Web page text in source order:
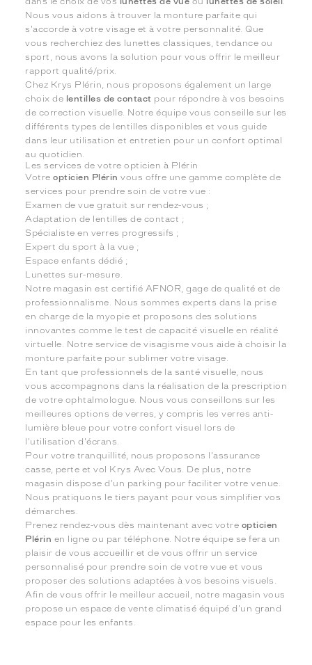
Nous vous aidons à trouver la monture parfaite qui
s'accorde à votre visage et à votre personnalité. Que
vous recherchiez des lunettes classiques, tendance ou
sport, nous avons la solution pour vous offrir le meilleur
rapport qualité/prix.
Chez Krys Plérin, nous proposons également un large
choix de lentilles de contact pour répondre à vos besoins
de correction visuelle. Notre équipe vous conseille sur les
différents types de lentilles disponibles et vous guide
dans leur utilisation et entretien pour un confort optimal
au quotidien.
Les services de votre opticien à Plérin
Votreopticien Plérin vous offre une gamme complète de
services pour prendre soin de votre vue :
Examen de vue gratuit sur rendez-vous ;
Adaptation de lentilles de contact ;
Spécialiste en verres progressifs ;
Expert du sport à la vue ;
Espace enfants dédié ;
Lunettes sur-mesure.
Notre magasin est certifié AFNOR, gage de qualité et de
professionnalisme. Nous sommes experts dans la prise
en charge de la myopie et proposons des solutions
innovantes comme le test de capacité visuelle en réalité
virtuelle. Notre service de visagisme vous aide à choisir la
monture parfaite pour sublimer votre visage.
En tant que professionnels de la santé visuelle, nous
vous accompagnons dans la réalisation de la prescription
de votre ophtalmologue. Nous vous conseillons sur les
meilleures options de verres, y compris les verres anti-
lumière bleue pour votre confort visuel lors de
l'utilisation d'écrans.
Pour votre tranquillité, nous proposons l'assurance
casse, perte et vol Krys Avec Vous. De plus, notre
magasin dispose d'un parking pour faciliter votre venue.
Nous pratiquons le tiers payant pour vous simplifier vos
démarches.
Prenez rendez-vous dès maintenant avec votre opticien
Plérin en ligne ou par téléphone. Notre équipe se fera un
plaisir de vous accueillir et de vous offrir un service
personnalisé pour prendre soin de votre vue et vous
proposer des solutions adaptées à vos besoins visuels.
Afin de vous offrir le meilleur accueil, notre magasin vous
propose un espace de vente climatisé équipé d'un grand
espace pour les enfants.